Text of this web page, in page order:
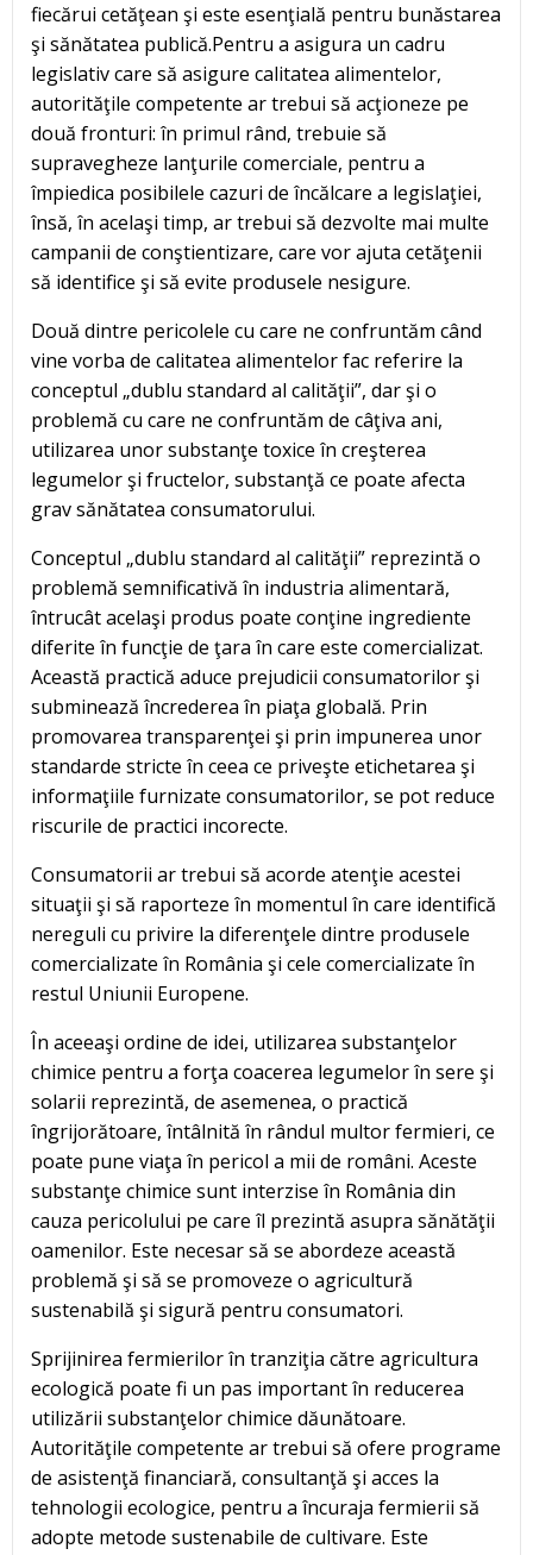
fiecărui cetăţean şi este esenţială pentru bunăstarea
şi sănătatea publică.Pentru a asigura un cadru
legislativ care să asigure calitatea alimentelor,
autorităţile competente ar trebui să acţioneze pe
două fronturi: în primul rând, trebuie să
supravegheze lanţurile comerciale, pentru a
împiedica posibilele cazuri de încălcare a legislaţiei,
însă, în acelaşi timp, ar trebui să dezvolte mai multe
campanii de conştientizare, care vor ajuta cetăţenii
să identifice şi să evite produsele nesigure.
Două dintre pericolele cu care ne confruntăm când
vine vorba de calitatea alimentelor fac referire la
conceptul „dublu standard al calităţii”, dar şi o
problemă cu care ne confruntăm de câţiva ani,
utilizarea unor substanţe toxice în creşterea
legumelor şi fructelor, substanţă ce poate afecta
grav sănătatea consumatorului.
Conceptul „dublu standard al calităţii” reprezintă o
problemă semnificativă în industria alimentară,
întrucât acelaşi produs poate conţine ingrediente
diferite în funcţie de ţara în care este comercializat.
Această practică aduce prejudicii consumatorilor şi
subminează încrederea în piaţa globală. Prin
promovarea transparenţei şi prin impunerea unor
standarde stricte în ceea ce priveşte etichetarea şi
informaţiile furnizate consumatorilor, se pot reduce
riscurile de practici incorecte.
Consumatorii ar trebui să acorde atenţie acestei
situaţii şi să raporteze în momentul în care identifică
nereguli cu privire la diferenţele dintre produsele
comercializate în România şi cele comercializate în
restul Uniunii Europene.
În aceeaşi ordine de idei, utilizarea substanţelor
chimice pentru a forţa coacerea legumelor în sere şi
solarii reprezintă, de asemenea, o practică
îngrijorătoare, întâlnită în rândul multor fermieri, ce
poate pune viaţa în pericol a mii de români. Aceste
substanţe chimice sunt interzise în România din
cauza pericolului pe care îl prezintă asupra sănătăţii
oamenilor. Este necesar să se abordeze această
problemă şi să se promoveze o agricultură
sustenabilă şi sigură pentru consumatori.
Sprijinirea fermierilor în tranziţia către agricultura
ecologică poate fi un pas important în reducerea
utilizării substanţelor chimice dăunătoare.
Autorităţile competente ar trebui să ofere programe
de asistenţă financiară, consultanţă şi acces la
tehnologii ecologice, pentru a încuraja fermierii să
adopte metode sustenabile de cultivare. Este